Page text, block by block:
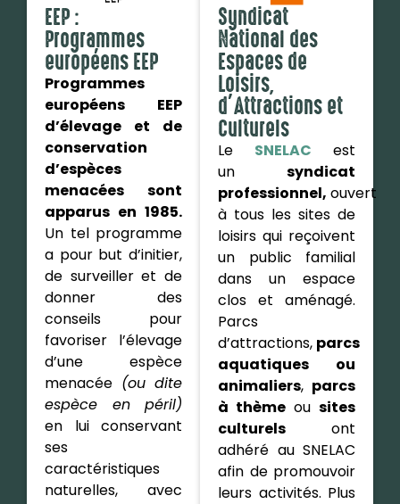
EEP :
Programmes
européens EEP
Programmes
européens EEP
d’élevage et de
conservation
d’espèces
menacées sont
apparus en 1985.
Un tel programme
a pour but d’initier,
de surveiller et de
donner des
conseils pour
favoriser l’élevage
d’une espèce
menacée (ou dite
espèce en péril)
en lui conservant
ses
caractéristiques
naturelles, avec
Syndicat
National des
Espaces de
Loisirs,
d’Attractions et
Culturels
Le SNELAC est
un syndicat
professionnel, ouvert
à tous les sites de
loisirs qui reçoivent
un public familial
dans un espace
clos et aménagé.
Parcs
d’attractions, parcs
aquatiques ou
animaliers, parcs
à thème ou sites
culturels ont
adhéré au SNELAC
afin de promouvoir
leurs activités. Plus